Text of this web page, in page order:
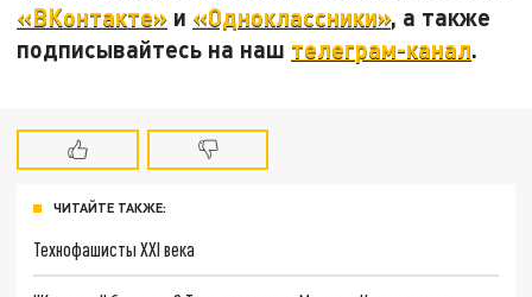
«ВКонтакте» и «Одноклассники», а также
подписывайтесь на наш телеграм-канал.
ЧИТАЙТЕ ТАКЖЕ:
Технофашисты XXI века